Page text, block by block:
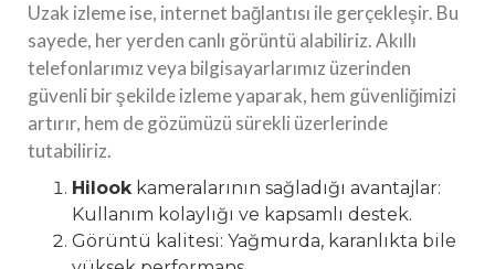
Uzak izleme ise, internet bağlantısı ile gerçekleşir. Bu
sayede, her yerden canlı görüntü alabiliriz. Akıllı
telefonlarımız veya bilgisayarlarımız üzerinden
güvenli bir şekilde izleme yaparak, hem güvenliğimizi
artırır, hem de gözümüzü sürekli üzerlerinde
tutabiliriz.
Hilookkameralarının sağladığı avantajlar:
Kullanım kolaylığı ve kapsamlı destek.
Görüntü kalitesi: Yağmurda, karanlıkta bile